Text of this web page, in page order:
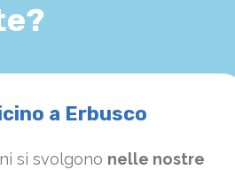
a Erbusco
si svolgono nelle nostre